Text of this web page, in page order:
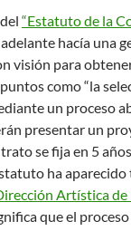
“Estatuto de la
hacía una
visión para
como “la
un proceso
presentar un
se fija en 5
ha aparecido
Artística
que el